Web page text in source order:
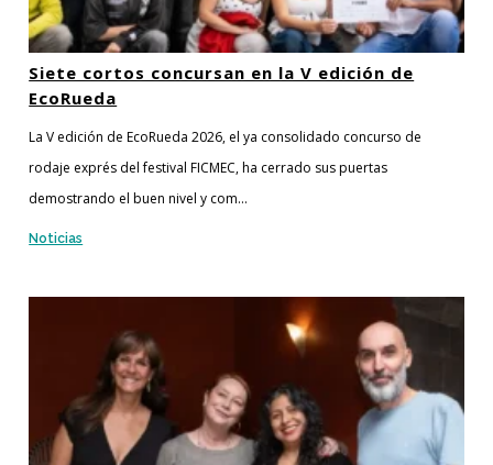
Siete cortos concursan en la V edición de
EcoRueda
La V edición de EcoRueda 2026, el ya consolidado concurso de
rodaje exprés del festival FICMEC, ha cerrado sus puertas
demostrando el buen nivel y com...
Noticias